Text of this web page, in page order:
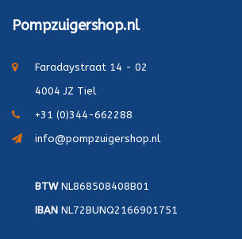
Pompzuigershop.nl
Faradaystraat 14 - 02
4004 JZ Tiel
+31 (0)344-662288
info@pompzuigershop.nl
BTWNL868508408B01
IBAN NL72BUNQ2166901751